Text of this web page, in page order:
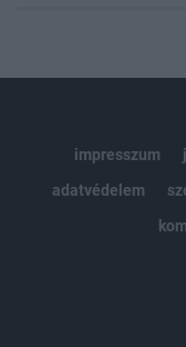
impresszum
adatvédelem